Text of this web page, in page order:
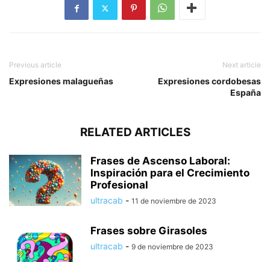
Previous article
Expresiones malagueñas
Next article
Expresiones cordobesas
España
RELATED ARTICLES
Frases de Ascenso Laboral:
Inspiración para el Crecimiento
Profesional
ultracab - 11 de noviembre de 2023
Frases sobre Girasoles
ultracab - 9 de noviembre de 2023